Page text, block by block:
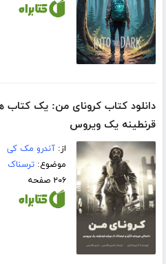
دانلود کتاب کرونای من: یک کتاب
قرنطینه یک ویروس
از:آندرو مک کی
موضوع:ترسناک
۲۰۶ صفحه